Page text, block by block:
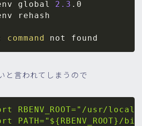
global 2.3
command
と言われてしまうので
RBENV_ROOT="/usr/
PATH="${RBENV_ROOT}/